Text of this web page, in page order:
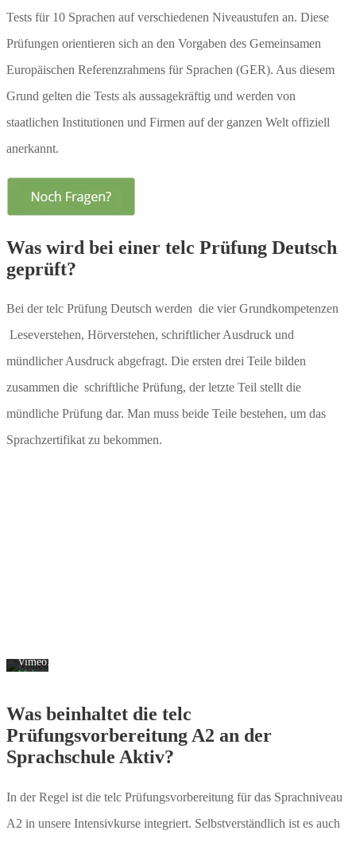
Tests für 10 Sprachen auf verschiedenen Niveaustufen an. Diese
Prüfungen orientieren sich an den Vorgaben des Gemeinsamen
Europäischen Referenzrahmens für Sprachen (GER). Aus diesem
Grund gelten die Tests als aussagekräftig und werden von
staatlichen Institutionen und Firmen auf der ganzen Welt offiziell
anerkannt.
Was wird bei einer telc Prüfung Deutsch
geprüft?
Bei der telc Prüfung Deutsch werden die vier Grundkompetenzen
Leseverstehen, Hörverstehen, schriftlicher Ausdruck und
mündlicher Ausdruck abgefragt. Die ersten drei Teile bilden
zusammen die schriftliche Prüfung, der letzte Teil stellt die
mündliche Prüfung dar. Man muss beide Teile bestehen, um das
Sprachzertifikat zu bekommen.
Vimeo.
Mehr
Video
laden
Vimeo
entsperren
Was beinhaltet die telc
Prüfungsvorbereitung A2 an der
Sprachschule Aktiv?
In der Regel ist die telc Prüfungsvorbereitung für das Sprachniveau
A2 in unsere Intensivkurse integriert. Selbstverständlich ist es auch